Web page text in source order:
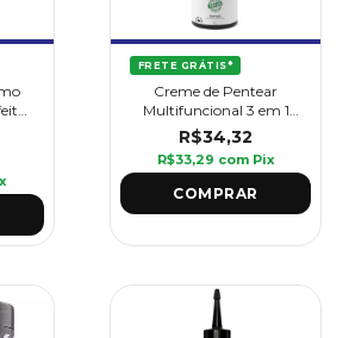
FRETE GRÁTIS*
Creme de Pentear
Multifuncional 3 em 1
Amo Cachos 1L - Griffus
R$34,32
R$33,29 com Pix